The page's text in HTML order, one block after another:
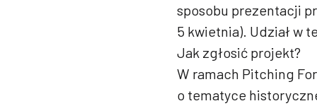
sposobu prezentacji
5 kwietnia). Udział w
Jak zgłosić projekt?
W ramach Pitching
o tematyce